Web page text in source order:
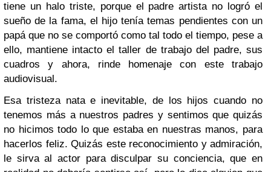
tiene un halo triste, porque el padre artista no logró el
sueño de la fama, el hijo tenía temas pendientes con un
papá que no se comportó como tal todo el tiempo, pese a
ello, mantiene intacto el taller de trabajo del padre, sus
cuadros y ahora, rinde homenaje con este trabajo
audiovisual.
Esa tristeza nata e inevitable, de los hijos cuando no
tenemos más a nuestros padres y sentimos que quizás
no hicimos todo lo que estaba en nuestras manos, para
hacerlos feliz. Quizás este reconocimiento y admiración,
le sirva al actor para disculpar su conciencia, que en